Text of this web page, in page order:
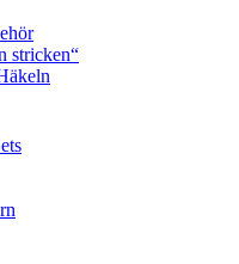
stricken“